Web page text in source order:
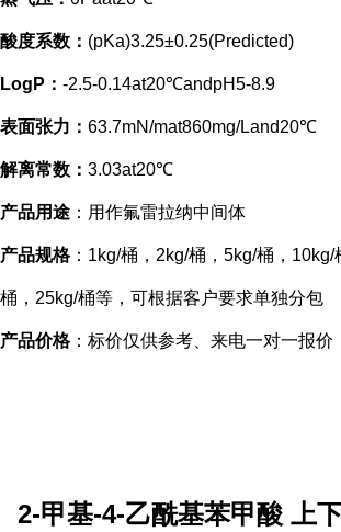
酸度系数： (pKa)3.25±0.25(Predicted)
LogP： -2.5-0.14at20℃andpH5-8.9
表面张力： 63.7mN/mat860mg/Land20℃
解离常数： 3.03at20℃
产品用途 ：用作氟雷拉纳中间体
产品规格：1kg/桶，2kg/桶，5kg/桶，
桶，25kg/桶等，可根据客户要求单独分包
产品价格：标价仅供参考、来电一对一报价
2-甲基-4-乙酰基苯甲酸上